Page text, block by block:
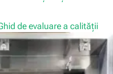
de evaluare a calității